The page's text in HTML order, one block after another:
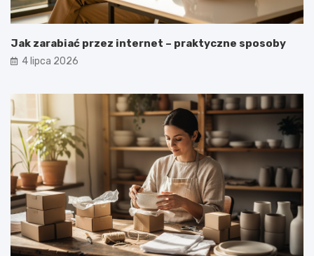
Jak zarabiać przez internet – praktyczne sposoby
4 lipca 2026